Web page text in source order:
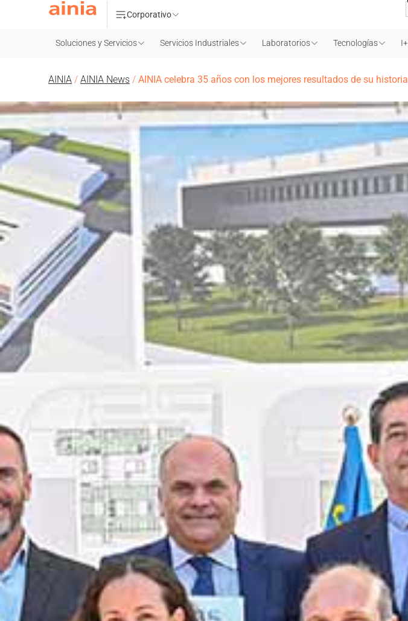
Corporativo
Soluciones y Servicios Servicios Industriales Laboratorios Tecnologías
AINIA / AINIA News / AINIA celebra 35 años con los mejores resultados de su historia